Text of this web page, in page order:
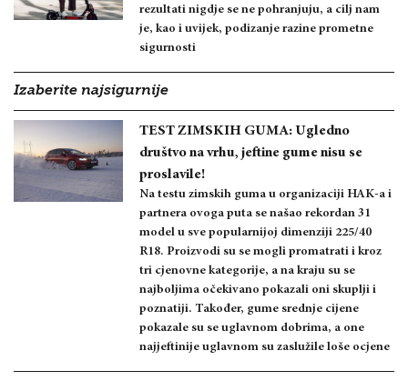
rezultati nigdje se ne pohranjuju, a cilj nam
je, kao i uvijek, podizanje razine prometne
sigurnosti
Izaberite najsigurnije
TEST ZIMSKIH GUMA: Ugledno
društvo na vrhu, jeftine gume nisu se
proslavile!
Na testu zimskih guma u organizaciji HAK-a i
partnera ovoga puta se našao rekordan 31
model u sve popularnijoj dimenziji 225/40
R18. Proizvodi su se mogli promatrati i kroz
tri cjenovne kategorije, a na kraju su se
najboljima očekivano pokazali oni skuplji i
poznatiji. Također, gume srednje cijene
pokazale su se uglavnom dobrima, a one
najjeftinije uglavnom su zaslužile loše ocjene